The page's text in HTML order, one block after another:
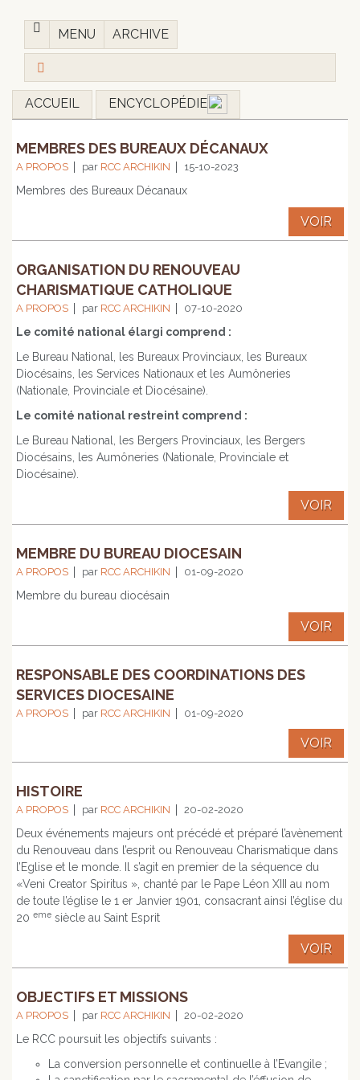
MENU ARCHIVE
ACCUEIL ENCYCLOPÉDIE
MEMBRES DES BUREAUX DÉCANAUX
A PROPOS par RCC ARCHIKIN 15-10-2023
Membres des Bureaux Décanaux
VOIR
ORGANISATION DU RENOUVEAU
CHARISMATIQUE CATHOLIQUE
A PROPOS par RCC ARCHIKIN 07-10-2020
Le comité national élargi comprend :
Le Bureau National, les Bureaux Provinciaux, les Bureaux
Diocésains, les Services Nationaux et les Aumôneries
(Nationale, Provinciale et Diocésaine).
Le comité national restreint comprend :
Le Bureau National, les Bergers Provinciaux, les Bergers
Diocésains, les Aumôneries (Nationale, Provinciale et
Diocésaine).
VOIR
MEMBRE DU BUREAU DIOCESAIN
A PROPOS par RCC ARCHIKIN 01-09-2020
Membre du bureau diocésain
VOIR
RESPONSABLE DES COORDINATIONS DES
SERVICES DIOCESAINE
A PROPOS par RCC ARCHIKIN 01-09-2020
VOIR
HISTOIRE
A PROPOS par RCC ARCHIKIN 20-02-2020
Deux événements majeurs ont précédé et préparé l’avènement
du Renouveau dans l’esprit ou Renouveau Charismatique dans
l’Eglise et le monde. Il s’agit en premier de la séquence du
«Veni Creator Spiritus », chanté par le Pape Léon XIII au nom
de toute l’église le 1 er Janvier 1901, consacrant ainsi l’église du
20 eme siècle au Saint Esprit
VOIR
OBJECTIFS ET MISSIONS
A PROPOS par RCC ARCHIKIN 20-02-2020
Le RCC poursuit les objectifs suivants :
La conversion personnelle et continuelle à l’Evangile ;